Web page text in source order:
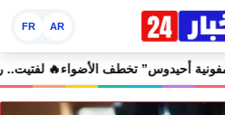
AR
FR
الثامنة بنجاح كبير و”سمفونية